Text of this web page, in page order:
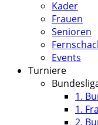
Kader
Frauen
Senioren
Events
Turniere
1.
1.
2.